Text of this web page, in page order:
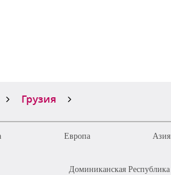
Грузия
Европа Азия
Доминиканская Республика